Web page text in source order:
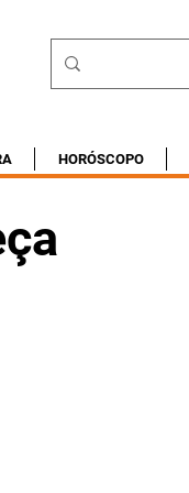
HORÓSCOPO